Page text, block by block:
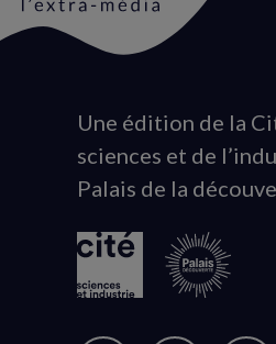
Animation
du
logo
Une édition de la
sciences et de
Palais de la